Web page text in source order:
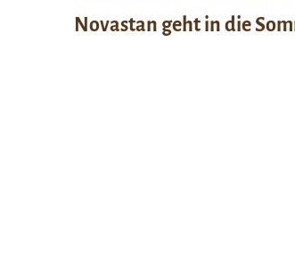
Novastan geht in die